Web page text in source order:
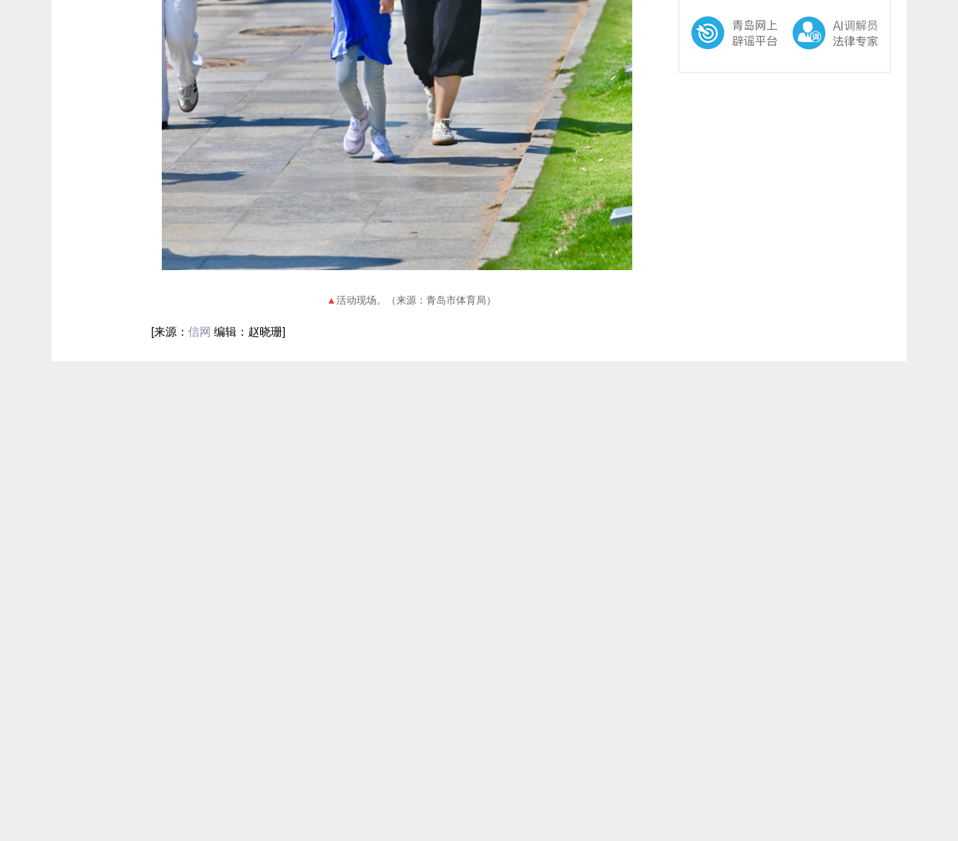
活动现场。（来源：青岛市体育局）
[来源： 信网 编辑：赵晓珊]